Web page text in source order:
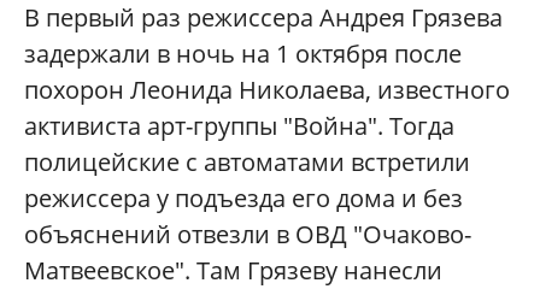
В первый раз режиссера Андрея Грязева
задержали в ночь на 1 октября после
похорон Леонида Николаева, известного
активиста арт-группы "Война". Тогда
полицейские с автоматами встретили
режиссера у подъезда его дома и без
объяснений отвезли в ОВД "Очаково-
Матвеевское". Там Грязеву нанесли